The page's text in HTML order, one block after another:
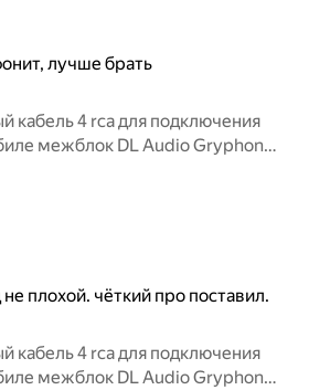
лучше брать
4 rca для подключения
межблок DL Audio Gryphon
не плохой. чёткий про поставил.
4 rca для подключения
межблок DL Audio Gryphon